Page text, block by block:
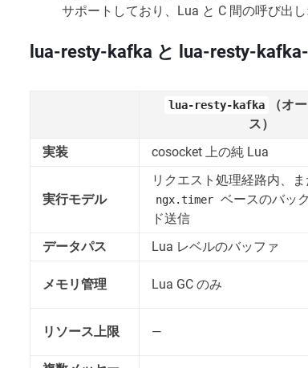
サポートしており、Lua と C 間の呼び出
lua-resty-kafka と lua-resty-
lua-resty-kafka
（オ
ス）
実装 cosocket 上の純 Lua
実行モデル
リクエスト処理経路内、
ngx.timer ベースのバッ
ド送信
データパス Lua レベルのバッファ
メモリ管理 Lua GC のみ
リソース上限 —